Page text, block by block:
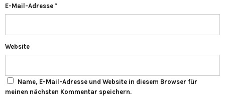
E-Mail-Adresse *
Website
Name, E-Mail-Adresse und Website in diesem Browser für
meinen nächsten Kommentar speichern.